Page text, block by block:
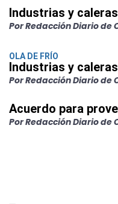
Industrias y
Por Redacción Diario de
OLA DE FRÍO
Industrias y
Por Redacción Diario de
Acuerdo para
Por Redacción Diario de